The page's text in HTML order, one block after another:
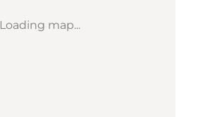
Loading map...